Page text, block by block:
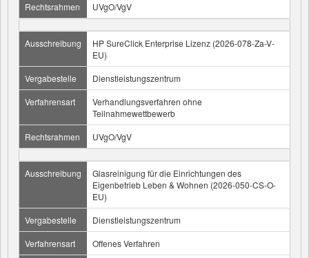
Rechtsrahmen
UVgO/VgV
Ausschreibung
HP SureClick Enterprise Lizenz (2026-078-Za-V-
EU)
Vergabestelle
Dienstleistungszentrum
Verfahrensart
Verhandlungsverfahren ohne
Teilnahmewettbewerb
Rechtsrahmen
UVgO/VgV
Ausschreibung
Glasreinigung für die Einrichtungen des
Eigenbetrieb Leben & Wohnen (2026-050-CS-O-
EU)
Vergabestelle
Dienstleistungszentrum
Verfahrensart
Offenes Verfahren